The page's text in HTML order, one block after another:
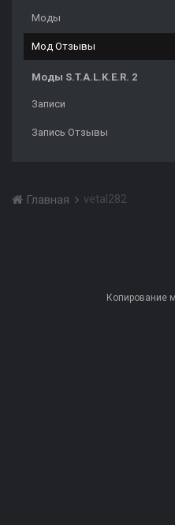
Моды
Мод Отзывы
Моды S.T.A.L.K.E.R. 2
Записи
Запись Отзывы
Главная vetal282
Копирование